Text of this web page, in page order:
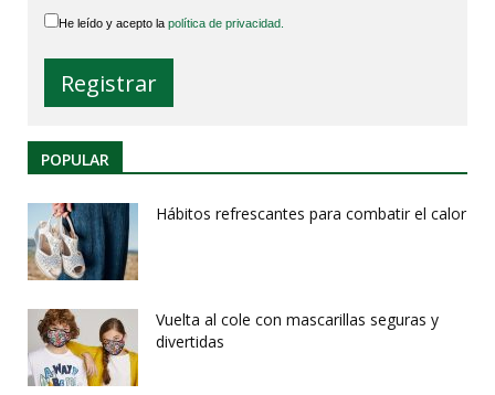
He leído y acepto la política de privacidad.
POPULAR
Hábitos refrescantes para combatir el calor
Vuelta al cole con mascarillas seguras y
divertidas